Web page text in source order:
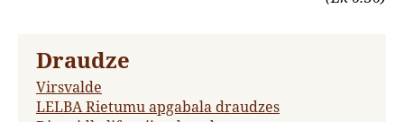
Draudze
Virsvalde
LELBA Rietumu apgabala draudzes